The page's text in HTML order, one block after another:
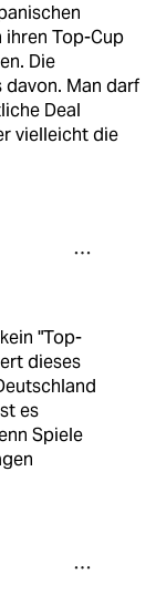
ihren Top-Cup
Die
davon. Man darf
Deal
vielleicht die
"Top-
dieses
es
Spiele